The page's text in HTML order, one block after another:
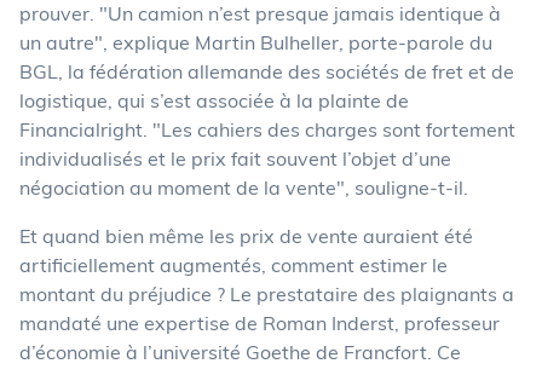
prouver. "Un camion n’est presque jamais identique à
un autre", explique Martin Bulheller, porte-parole du
BGL, la fédération allemande des sociétés de fret et de
logistique, qui s’est associée à la plainte de
Financialright. "Les cahiers des charges sont fortement
individualisés et le prix fait souvent l’objet d’une
négociation au moment de la vente", souligne-t-il.
Et quand bien même les prix de vente auraient été
artificiellement augmentés, comment estimer le
montant du préjudice ? Le prestataire des plaignants a
mandaté une expertise de Roman Inderst, professeur
d’économie à l’université Goethe de Francfort. Ce